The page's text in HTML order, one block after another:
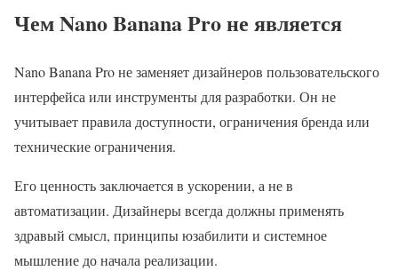
Чем Nano Banana Pro не является
Nano Banana Pro не заменяет дизайнеров пользовательского
интерфейса или инструменты для разработки. Он не
учитывает правила доступности, ограничения бренда или
технические ограничения.
Его ценность заключается в ускорении, а не в
автоматизации. Дизайнеры всегда должны применять
здравый смысл, принципы юзабилити и системное
мышление до начала реализации.